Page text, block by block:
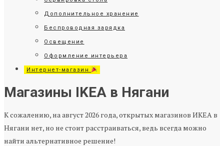
Дополнительное хранение
Беспроводная зарядка
Освещение
Оформление интерьера
Интернет-магазин
Магазины IKEA в Нягани
К сожалению, на август 2026 года, открытых магазинов ИКЕА в
Нягани нет, но не стоит расстраиваться, ведь всегда можно
найти альтернативное решение!